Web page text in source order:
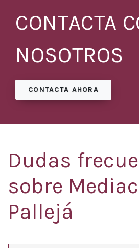
CONTACTA
NOSOTROS
CONTACTA AHORA
Dudas
sobre
Pallejá